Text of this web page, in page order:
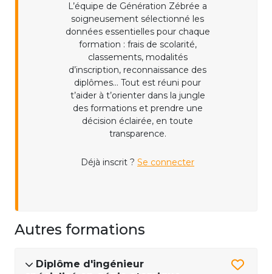
L’équipe de Génération Zébrée a
soigneusement sélectionné les
données essentielles pour chaque
formation : frais de scolarité,
classements, modalités
d’inscription, reconnaissance des
diplômes... Tout est réuni pour
t’aider à t’orienter dans la jungle
des formations et prendre une
décision éclairée, en toute
transparence.
Déjà inscrit ? Se connecter
Autres formations
Diplôme d'ingénieur